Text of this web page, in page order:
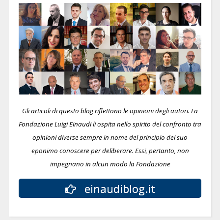
Gli articoli di questo blog riflettono le opinioni degli autori. La
Fondazione Luigi Einaudi li ospita nello spirito del confronto tra
opinioni diverse sempre in nome del principio del suo
eponimo conoscere per deliberare. Essi, pertanto, non
impegnano in alcun modo la Fondazione
einaudiblog.it